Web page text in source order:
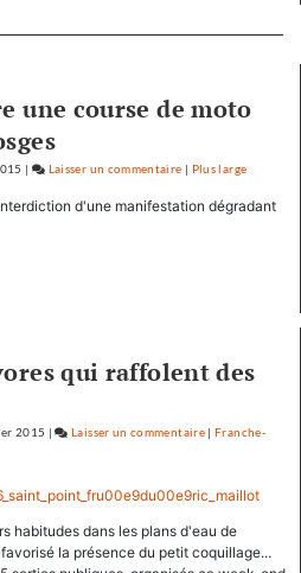
la
une course de moto
| Laisser un commentaire on
crue…
| Plus large
d'une manifestation dégradant
qui raffolent des
2015 | Laisser un commentaire on
les
scories
|Franche-
habitudes dans les plans d'eau de
la présence du petit coquillage...